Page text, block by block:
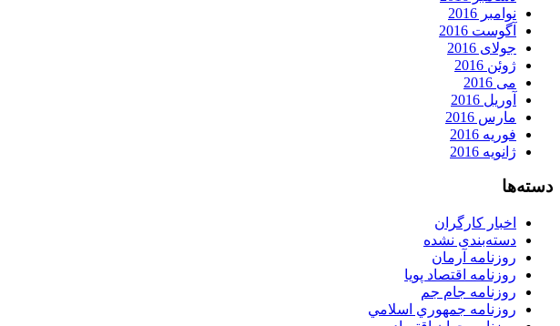
نوامبر 2016
آگوست 2016
جولای 2016
ژوئن 2016
می 2016
آوریل 2016
مارس 2016
فوریه 2016
ژانویه 2016
دسته‌ها
اخبار کارگران
دسته‌بندی نشده
روزنامه آرمان
روزنامه اقتصاد پویا
روزنامه جام جم
روزنامه جمهوري اسلامي